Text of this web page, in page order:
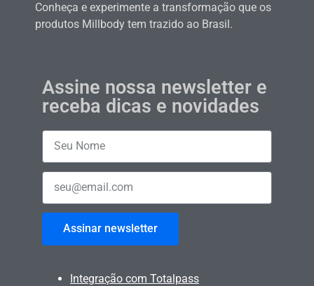
Conheça e experimente a transformação que os
produtos Millbody tem trazido ao Brasil.
Assine nossa newsletter e
receba dicas e novidades
Assinar newsletter
Integração com Totalpass